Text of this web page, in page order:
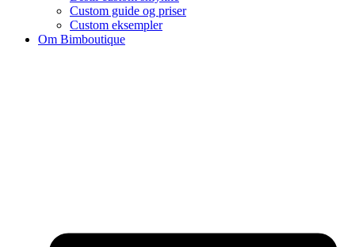
Custom guide og priser
Custom eksempler
Om Bimboutique